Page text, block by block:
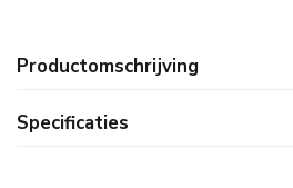
Productomschrijving
Specificaties